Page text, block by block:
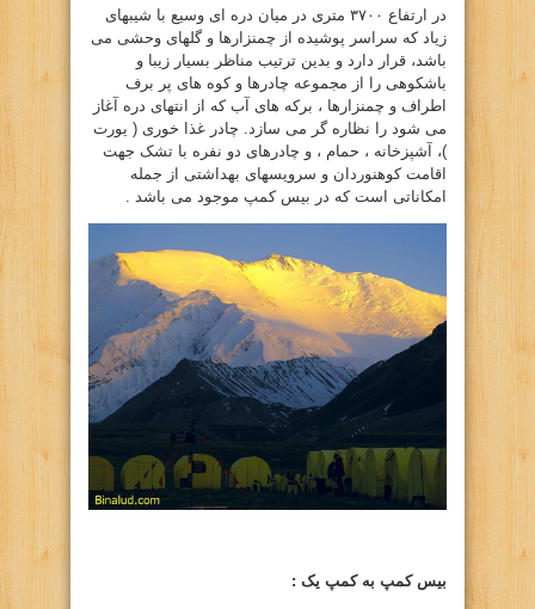
در ارتفاع ۳۷۰۰ متری در میان دره ای وسیع با شیبهای
زیاد که سراسر پوشیده از چمنزارها و گلهای وحشی می
باشد، قرار دارد و بدین ترتیب مناظر بسیار زیبا و
باشکوهی را از مجموعه چادرها و کوه های پر برف
اطراف و چمنزارها ، برکه های آب که از انتهای دره آغاز
می شود را نظاره گر می سازد. چادر غذا خوری ( یورت
)، آشپزخانه ، حمام ، و چادرهای دو نفره با تشک جهت
اقامت کوهنوردان و سرویسهای بهداشتی از جمله
امکاناتی است که در بیس کمپ موجود می باشد .
بیس کمپ به کمپ یک :